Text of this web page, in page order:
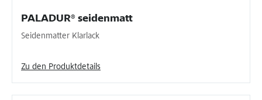
PALADUR® seidenmatt
Seidenmatter Klarlack
Zu den Produktdetails